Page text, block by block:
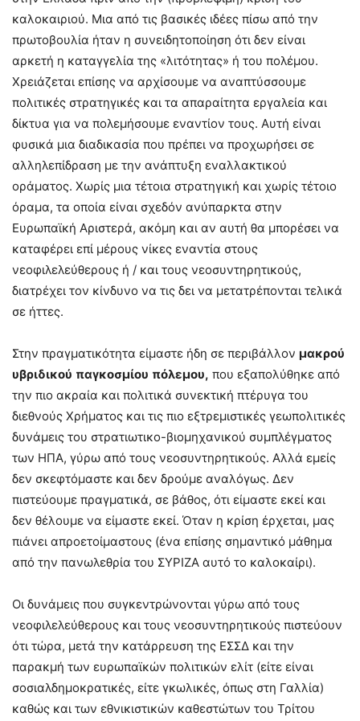
καλοκαιριού. Μια από τις βασικές ιδέες πίσω από την
πρωτοβουλία ήταν η συνειδητοποίηση ότι δεν είναι
αρκετή η καταγγελία της «λιτότητας» ή του πολέμου.
Χρειάζεται επίσης να αρχίσουμε να αναπτύσσουμε
πολιτικές στρατηγικές και τα απαραίτητα εργαλεία και
δίκτυα για να πολεμήσουμε εναντίον τους. Αυτή είναι
φυσικά μια διαδικασία που πρέπει να προχωρήσει σε
αλληλεπίδραση με την ανάπτυξη εναλλακτικού
οράματος. Χωρίς μια τέτοια στρατηγική και χωρίς τέτοιο
όραμα, τα οποία είναι σχεδόν ανύπαρκτα στην
Ευρωπαϊκή Αριστερά, ακόμη και αν αυτή θα μπορέσει να
καταφέρει επί μέρους νίκες εναντία στους
νεοφιλελεύθερους ή / και τους νεοσυντηρητικούς,
διατρέχει τον κίνδυνο να τις δει να μετατρέπονται τελικά
σε ήττες.
Στην πραγματικότητα είμαστε ήδη σε περιβάλλον μακρού
υβριδικού παγκοσμίου πόλεμου, που εξαπολύθηκε από
την πιο ακραία και πολιτικά συνεκτική πτέρυγα του
διεθνούς Χρήματος και τις πιο εξτρεμιστικές γεωπολιτικές
δυνάμεις του στρατιωτικο-βιομηχανικού συμπλέγματος
των ΗΠΑ, γύρω από τους νεοσυντηρητικούς. Αλλά εμείς
δεν σκεφτόμαστε και δεν δρούμε αναλόγως. Δεν
πιστεύουμε πραγματικά, σε βάθος, ότι είμαστε εκεί και
δεν θέλουμε να είμαστε εκεί. Όταν η κρίση έρχεται, μας
πιάνει απροετοίμαστους (ένα επίσης σημαντικό μάθημα
από την πανωλεθρία του ΣΥΡΙΖΑ αυτό το καλοκαίρι).
Οι δυνάμεις που συγκεντρώνονται γύρω από τους
νεοφιλελεύθερους και τους νεοσυντηρητικούς πιστεύουν
ότι τώρα, μετά την κατάρρευση της ΕΣΣΔ και την
παρακμή των ευρωπαϊκών πολιτικών ελίτ (είτε είναι
σοσιαλδημοκρατικές, είτε γκωλικές, όπως στη Γαλλία)
καθώς και των εθνικιστικών καθεστώτων του Τρίτου